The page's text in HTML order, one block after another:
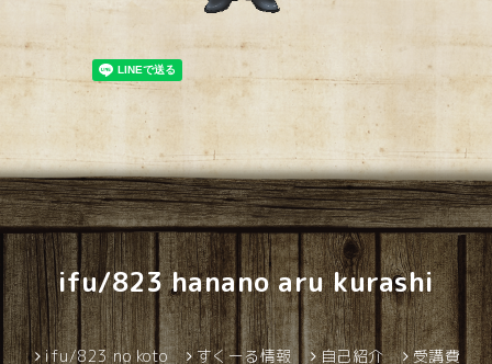
ifu/823 hanano aru kurashi
ifu/823 no koto すくーる情報 自己紹介 受講費